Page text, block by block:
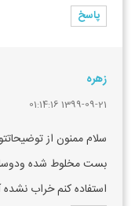
پاسخ
زهره
1399-09-21 01:14:16
سلام ممنون از
بست مخلوط شده ودوسال
استفاده کنم خراب